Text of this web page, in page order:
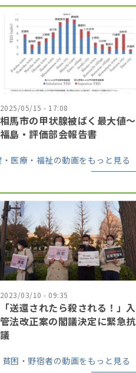
2025/05/15 - 17:08
相馬市の甲状腺被ばく最大値〜
福島・評価部会報告書
医療・福祉の動画をもっと見る
2023/03/10 - 09:35
「送還されたら殺される！」入
管法改正案の閣議決定に緊急抗
議
困・野宿者の動画をもっと見る